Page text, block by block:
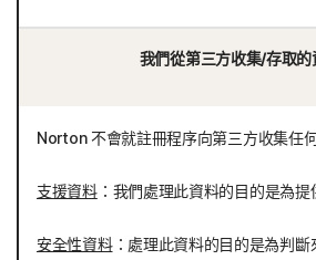
我們從第三方收集/存取的
Norton 不會就註冊程序向第三方收集任
支援資料：我們處理此資料的目的是為提
安全性資料：處理此資料的目的是為判